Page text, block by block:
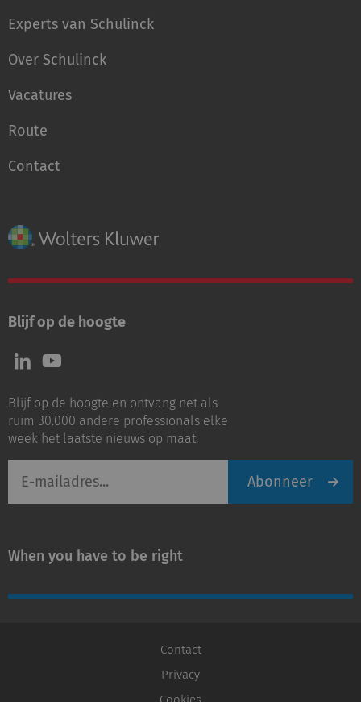
Experts van Schulinck
Over Schulinck
Vacatures
Route
Contact
Blijf op de hoogte
Volg
ons
LinkedIn
Volg
ons
Youtube
Blijf op de hoogte en ontvang net als
ruim 30.000 andere professionals elke
week het laatste nieuws op maat.
mailadres
Abonneer
When you have to be right
Contact
Privacy